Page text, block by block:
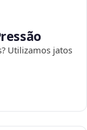
Utilizamos jatos